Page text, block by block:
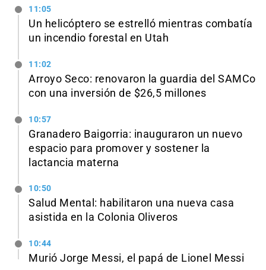
11:05
Un helicóptero se estrelló mientras combatía
un incendio forestal en Utah
11:02
Arroyo Seco: renovaron la guardia del SAMCo
con una inversión de $26,5 millones
10:57
Granadero Baigorria: inauguraron un nuevo
espacio para promover y sostener la
lactancia materna
10:50
Salud Mental: habilitaron una nueva casa
asistida en la Colonia Oliveros
10:44
Murió Jorge Messi, el papá de Lionel Messi